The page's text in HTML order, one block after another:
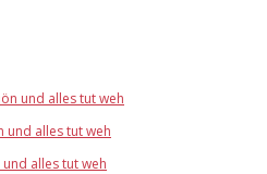
und alles tut weh
und alles tut weh
und alles tut weh